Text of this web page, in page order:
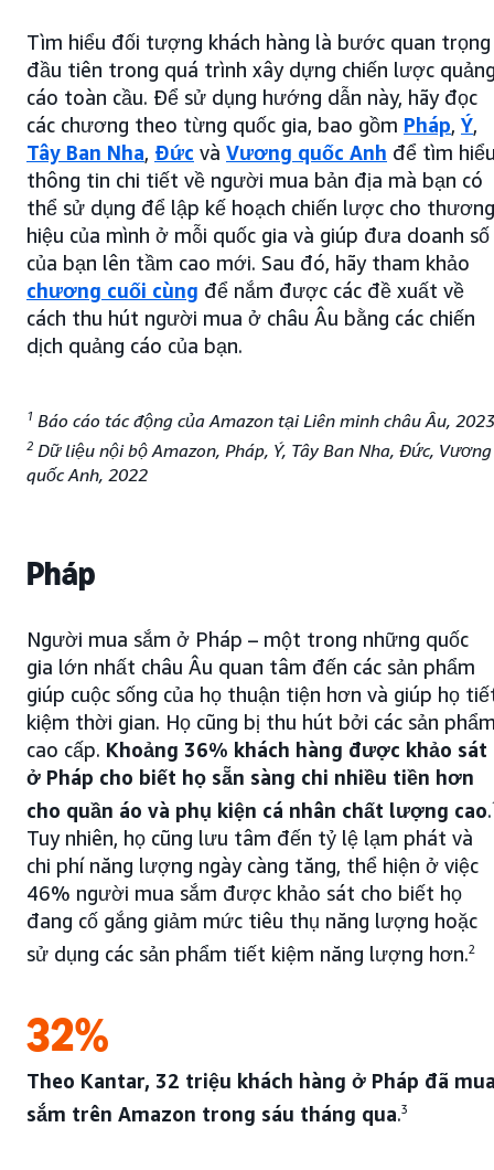
Tìm hiểu đối tượng khách hàng là bước quan trọng
đầu tiên trong quá trình xây dựng chiến lược
cáo toàn cầu. Để sử dụng hướng dẫn này, hãy đọc
các chương theo từng quốc gia, bao gồm Pháp, Ý,
Tây Ban Nha, Đức và Vương quốc Anh để tìm
thông tin chi tiết về người mua bản địa mà bạn có
thể sử dụng để lập kế hoạch chiến lược cho thương
hiệu của mình ở mỗi quốc gia và giúp đưa doanh số
của bạn lên tầm cao mới. Sau đó, hãy tham khảo
chương cuối cùng để nắm được các đề xuất về
cách thu hút người mua ở châu Âu bằng các chiến
dịch quảng cáo của bạn.
1 Báo cáo tác động của Amazon tại Liên minh châu Âu, 2023
2 Dữ liệu nội bộ Amazon, Pháp, Ý, Tây Ban Nha, Đức, Vương
quốc Anh, 2022
Pháp
Người mua sắm ở Pháp – một trong những quốc
gia lớn nhất châu Âu quan tâm đến các sản phẩm
giúp cuộc sống của họ thuận tiện hơn và giúp họ
kiệm thời gian. Họ cũng bị thu hút bởi các sản
cao cấp. Khoảng 36% khách hàng được khảo sát
ở Pháp cho biết họ sẵn sàng chi nhiều tiền hơn
cho quần áo và phụ kiện cá nhân chất lượng cao.
Tuy nhiên, họ cũng lưu tâm đến tỷ lệ lạm phát và
chi phí năng lượng ngày càng tăng, thể hiện ở việc
46% người mua sắm được khảo sát cho biết họ
đang cố gắng giảm mức tiêu thụ năng lượng hoặc
sử dụng các sản phẩm tiết kiệm năng lượng hơn.2
32%
Theo Kantar, 32 triệu khách hàng ở Pháp đã
sắm trên Amazon trong sáu tháng qua.3